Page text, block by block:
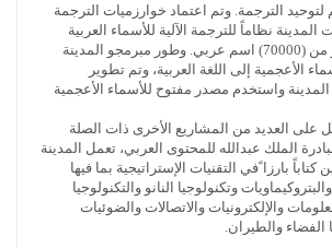
لتوحيد الترجمة. وتم اعتماد خوارزميات الترجمة
نظاماً للترجمة الآلية للأسماء العربية
بالإضافة إلى جمع أكثر من (70000) اسم عربي. وطور مبرمجو المدينة
الأعجمية إلى اللغة العربية، وتم تطوير
واستخدم مصدر مفتوح للأسماء الأعجمية
على العديد من المشاريع الأخرى ذات الصلة
الملك عبدالله للمحتوى العربي، تعمل المدينة
كتاباً بارزا ًفي التقنيات الإستراتيجية بما فيها
وتكنولوجيا النانو والتكنولوجيا
والإلكترونيات والاتصالات والضوئيات
الفضاء والطيران.